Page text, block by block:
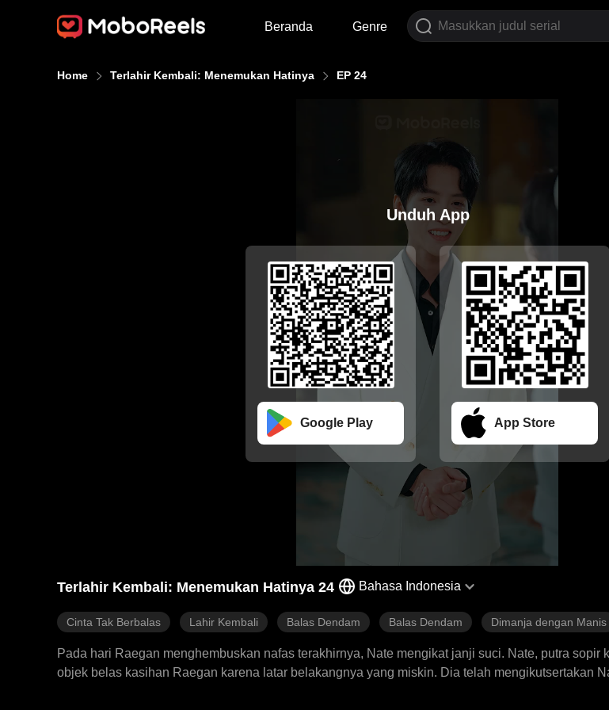
Beranda Genre
Home Terlahir Kembali: Menemukan Hatinya EP 24
Unduh App
Google Play App Store
Terlahir Kembali: Menemukan Hatinya 24 Bahasa Indonesia
Cinta Tak Berbalas Lahir Kembali Balas Dendam Balas Dendam Dimanja dengan Manis
Pada hari Raegan menghembuskan nafas terakhirnya, Nate mengikat janji suci. Nate, putra sopir
objek belas kasihan Raegan karena latar belakangnya yang miskin. Dia telah mengikutsertakan